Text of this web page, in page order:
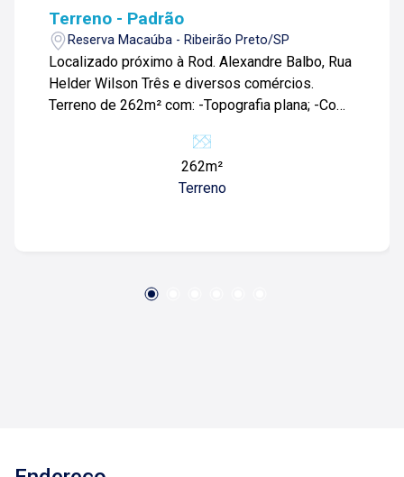
Terreno - Padrão
Reserva Macaúba - Ribeirão Preto/SP
Localizado próximo à Rod. Alexandre Balbo, Rua
Helder Wilson Três e diversos comércios.
Terreno de 262m² com: -Topografia plana; -Com
visita, entre em contato. Lago Imóveis - Desde
1987 construindo relacionamentos e confiança
com nossos clientes e proprietários!
262m²
Terreno